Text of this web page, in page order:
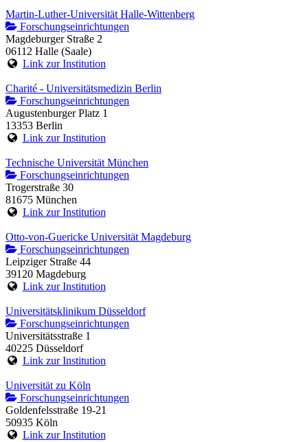
Martin-Luther-Universität Halle-Wittenberg
Forschungseinrichtungen
Magdeburger Straße 2
06112 Halle (Saale)
Link zur Institution
Charité - Universitätsmedizin Berlin
Forschungseinrichtungen
Augustenburger Platz 1
13353 Berlin
Link zur Institution
Technische Universität München
Forschungseinrichtungen
Trogerstraße 30
81675 München
Link zur Institution
Otto-von-Guericke Universität Magdeburg
Forschungseinrichtungen
Leipziger Straße 44
39120 Magdeburg
Link zur Institution
Universitätsklinikum Düsseldorf
Forschungseinrichtungen
Universitätsstraße 1
40225 Düsseldorf
Link zur Institution
Universität zu Köln
Forschungseinrichtungen
Goldenfelsstraße 19-21
50935 Köln
Link zur Institution